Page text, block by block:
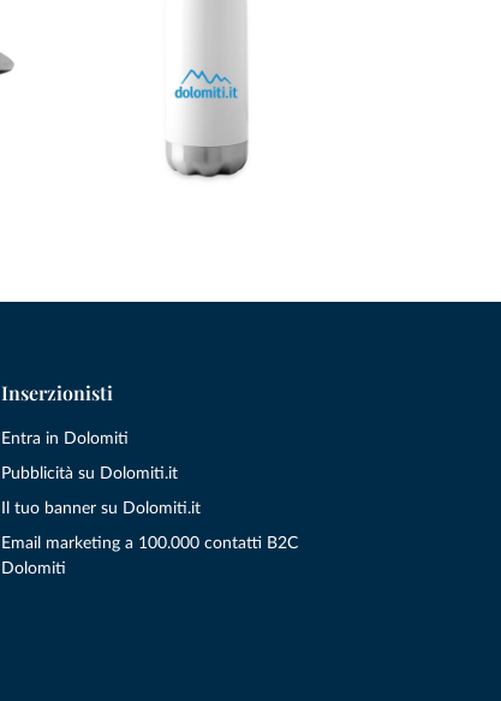
Inserzionisti
Entra in Dolomiti
Pubblicità su Dolomiti.it
Il tuo banner su Dolomiti.it
Email marketing a 100.000 contatti B2C
Dolomiti